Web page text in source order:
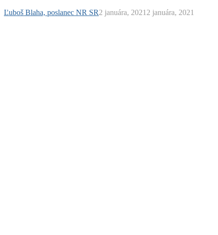
Ľuboš Blaha, poslanec NR SR2 januára, 2021 2 januára, 2021